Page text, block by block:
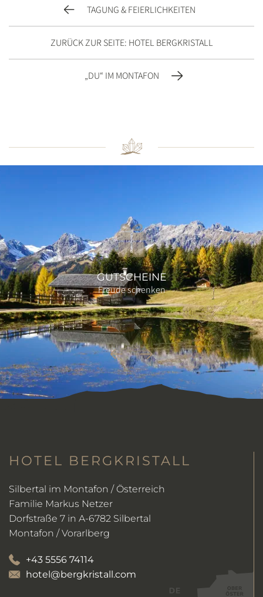
TAGUNG & FEIERLICHKEITEN
ZURÜCK ZUR SEITE: HOTEL BERGKRISTALL
„DU“ IM MONTAFON
GUTSCHEINE
Freude schenken
HOTEL BERGKRISTALL
Silbertal im Montafon / Österreich
Familie Markus Netzer
Dorfstraße 7 in A-6782 Silbertal
Montafon / Vorarlberg
+43 5556 74114
hotel@bergkristall.com